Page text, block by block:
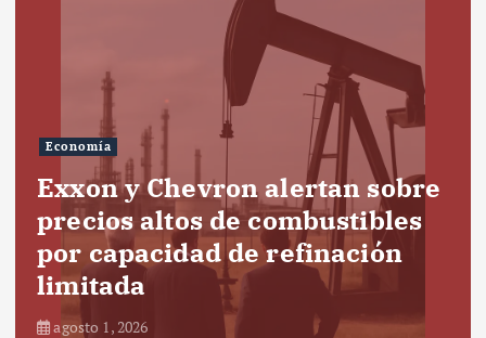
Economía
Exxon y Chevron alertan sobre
precios altos de combustibles
por capacidad de refinación
limitada
agosto 1, 2026